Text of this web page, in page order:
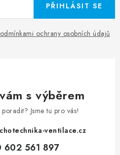
ochrany osobních údajů
PŘIHLÁSIT SE
s výběrem
Jsme tu pro vás!
ventilace.cz
602 561 897